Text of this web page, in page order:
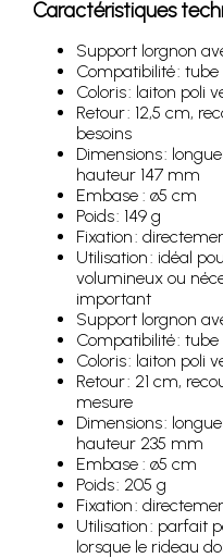
Caractéristiques
Support lorgnon
Compatibilité :
Coloris : laiton poli
Retour : 12,5 cm,
besoins
Dimensions :
hauteur 147 mm
Embase : ø5 cm
Poids : 149 g
Fixation :
Utilisation : idéal
volumineux ou
important
Support lorgnon
Compatibilité :
Coloris : laiton poli
Retour : 21 cm,
mesure
Dimensions :
hauteur 235 mm
Embase : ø5 cm
Poids : 205 g
Fixation :
Utilisation : parfait
lorsque le rideau